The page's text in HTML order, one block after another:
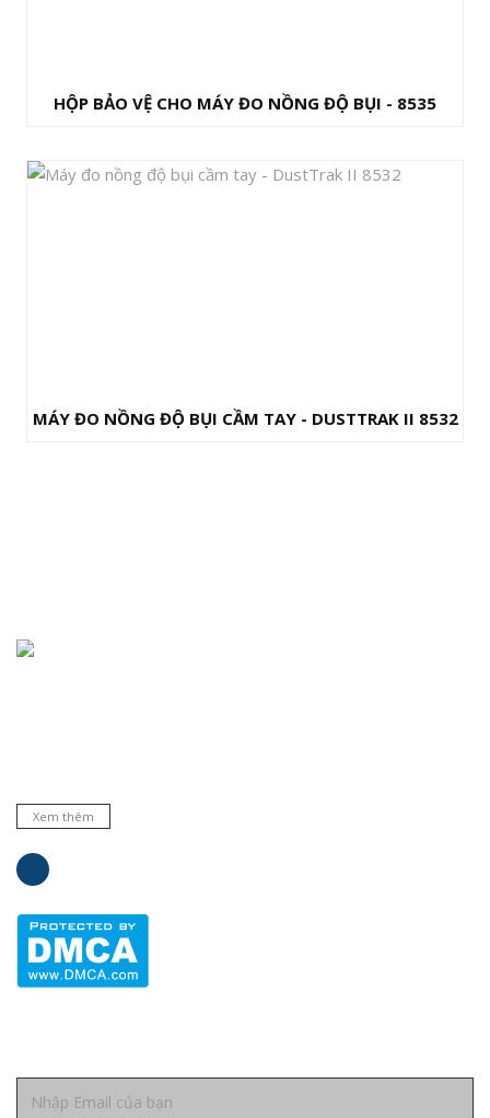
HỘP BẢO VỆ CHO MÁY ĐO NỒNG ĐỘ BỤI - 8535
MÁY ĐO NỒNG ĐỘ BỤI CẦM TAY - DUSTTRAK II 8532
Xem thêm